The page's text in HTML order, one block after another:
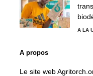
A LA
A propos
Le site web